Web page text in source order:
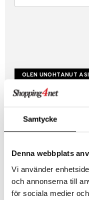
Samtycke
Denna webbplats
Vi använder
och annonserna till
för sociala medier
Luo uusi asiakas
Hyviä tarjouksia
Kestotilaus
Arvostele tuotteita
Toivelistat